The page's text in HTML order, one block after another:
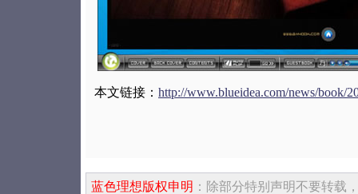
本文链接： http://www.blueidea.com/news/book/
蓝色理想版权申明 ：除部分特别声明不要转载